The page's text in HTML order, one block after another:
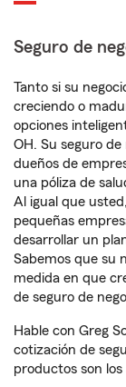
Seguro de
Tanto si su
creciendo o
opciones
OH. Su seguro
dueños de
una póliza de
Al igual que
pequeñas
desarrollar un
Sabemos que su
medida en que
de seguro de
Hable con Greg
cotización de
productos son